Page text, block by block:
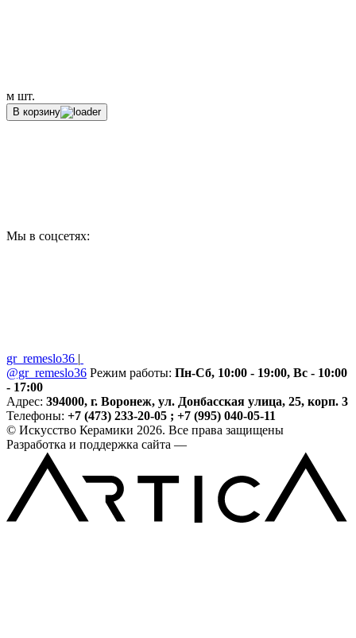
м шт.
В корзину
Мы в соцсетях:
gr_remeslo36 |
@gr_remeslo36 Режим работы: Пн-Сб, 10:00 - 19:00, Вс - 10:00
- 17:00
Адрес: 394000, г. Воронеж, ул. Донбасская улица, 25, корп. 3
Телефоны: +7 (473) 233-20-05 ; +7 (995) 040-05-11
© Искусство Керамики 2026. Все права защищены
Разработка и поддержка сайта —